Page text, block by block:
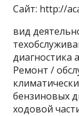
Сайт: http://
вид
диагностика
Ремонт /
бензиновых
ходовой